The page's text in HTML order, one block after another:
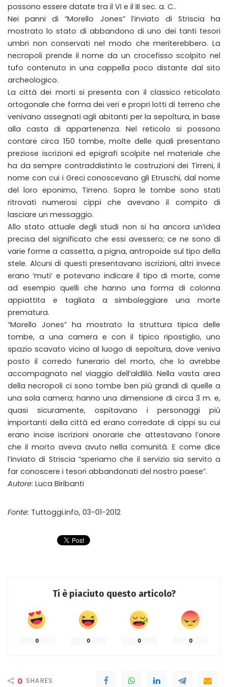
possono essere datate tra il VI e il III sec. a. C..
Nei panni di “Morello Jones” l’inviato di Striscia ha
mostrato lo stato di abbandono di uno dei tanti tesori
umbri non conservati nel modo che meriterebbero. La
necropoli prende il nome da un crocefisso scolpito nel
tufo contenuto in una cappella poco distante dal sito
archeologico.
La città dei morti si presenta con il classico reticolato
ortogonale che forma dei veri e propri lotti di terreno che
venivano assegnati agli abitanti per la sepoltura, in base
alla casta di appartenenza. Nel reticolo si possono
contare circa 150 tombe, molte delle quali presentano
preziose iscrizioni ed epigrafi scolpite nel materiale che
ha da sempre contraddistinto le costruzioni dei Tirreni, il
nome con cui i Greci conoscevano gli Etruschi, dal nome
del loro eponimo, Tirreno. Sopra le tombe sono stati
ritrovati numerosi cippi che avevano il compito di
lasciare un messaggio.
Allo stato attuale degli studi non si ha ancora un’idea
precisa del significato che essi avessero; ce ne sono di
varie forme a cassetta, a pigna, antropoide sul tipo della
stele. Alcuni di questi presentavano iscrizioni, altri invece
erano ‘muti’ e potevano indicare il tipo di morte, come
ad esempio quelli che hanno una forma di colonna
appiattita e tagliata a simboleggiare una morte
prematura.
“Morello Jones” ha mostrato la struttura tipica delle
tombe, a una camera e con il tipico ripostiglio, uno
spazio scavato vicino al luogo di sepoltura, dove veniva
posto il corredo funerario del morto, che lo avrebbe
accompagnato nel viaggio dell’aldlilà. Nella vasta area
della necropoli ci sono tombe ben più grandi di quelle a
una sola camera; hanno una dimensione di circa 3 m. e,
quasi sicuramente, ospitavano i personaggi più
importanti della città ed erano corredate di cippi su cui
erano incise iscrizioni onorarie che attestavano l’onore
che il morto aveva avuto nella comunità. E come dice
l’inviato di Striscia “speriamo che il servizio sia servito a
far conoscere i tesori abbandonati del nostro paese”.
Autore: Luca Biribanti
Fonte: Tuttoggi.info, 03-01-2012
Ti è piaciuto questo articolo?
0 0 0 0
0 SHARES